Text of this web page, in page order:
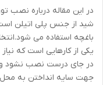
در این مقاله درباره نصب
شید از جنس پلی اتیلن است
باغچه استفاده می
یکی از کارهایی است که
در جای درست نصب نشود و
جهت سایه انداختن به محل